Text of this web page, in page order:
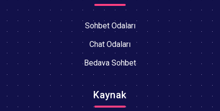
Sohbet Odaları
Chat Odaları
Bedava Sohbet
Kaynak